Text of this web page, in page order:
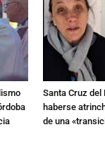
Santa Cruz del
haberse
de una